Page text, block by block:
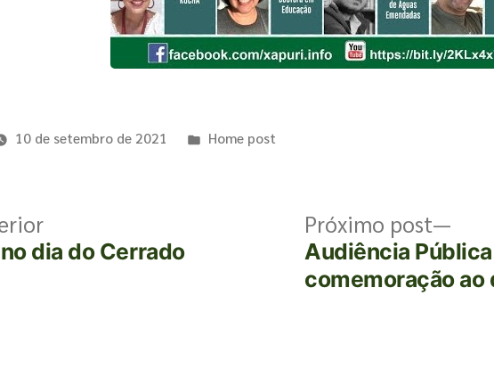
10 de setembro de 2021 Home post
dia do Cerrado
Próximo post
Audiência
comemoração ao